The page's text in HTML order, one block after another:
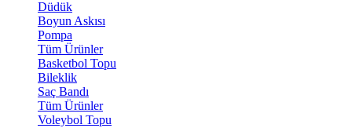
Düdük
Boyun Askısı
Pompa
Tüm Ürünler
Basketbol Topu
Bileklik
Saç Bandı
Tüm Ürünler
Voleybol Topu